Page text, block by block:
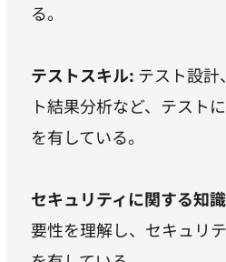
る。
テストスキル: テスト設計
ト結果分析など、テスト
を有している。
セキュリティに関する知
要性を理解し、セキュリ